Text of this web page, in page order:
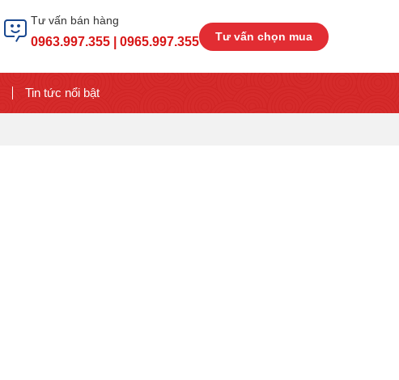
Tư vấn bán hàng
0963.997.355 | 0965.997.355 Tư vấn chọn mua
Tin tức nổi bật